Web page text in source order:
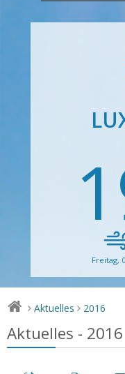
Freitag,
> Aktuelles > 2016
Aktuelles - 2016